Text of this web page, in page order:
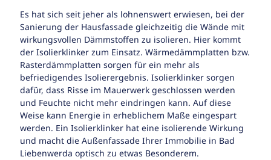
Es hat sich seit jeher als lohnenswert erwiesen, bei der
Sanierung der Hausfassade gleichzeitig die Wände mit
wirkungsvollen Dämmstoffen zu isolieren. Hier kommt
der Isolierklinker zum Einsatz. Wärmedämmplatten bzw.
Rasterdämmplatten sorgen für ein mehr als
befriedigendes Isolierergebnis. Isolierklinker sorgen
dafür, dass Risse im Mauerwerk geschlossen werden
und Feuchte nicht mehr eindringen kann. Auf diese
Weise kann Energie in erheblichem Maße eingespart
werden. Ein Isolierklinker hat eine isolierende Wirkung
und macht die Außenfassade Ihrer Immobilie in Bad
Liebenwerda optisch zu etwas Besonderem.